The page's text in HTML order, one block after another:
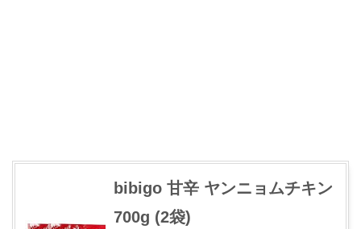
bibigo 甘辛 ヤンニョムチキン
700g (2袋)